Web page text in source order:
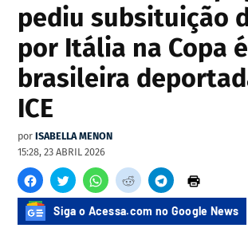
pediu subsituição
por Itália na Copa
brasileira
ICE
por ISABELLA MENON
15:28, 23 ABRIL 2026
Siga o Acessa.com no Google News